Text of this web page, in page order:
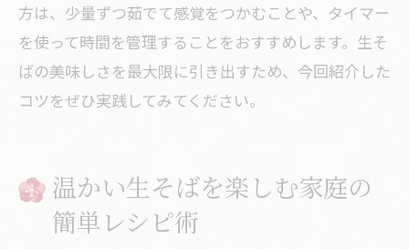
方は、少量ずつ茹でて感覚をつかむことや、タイマー
を使って時間を管理することをおすすめします。生そ
ばの美味しさを最大限に引き出すため、今回紹介した
コツをぜひ実践してみてください。
温かい生そばを楽しむ家庭の
簡単レシピ術